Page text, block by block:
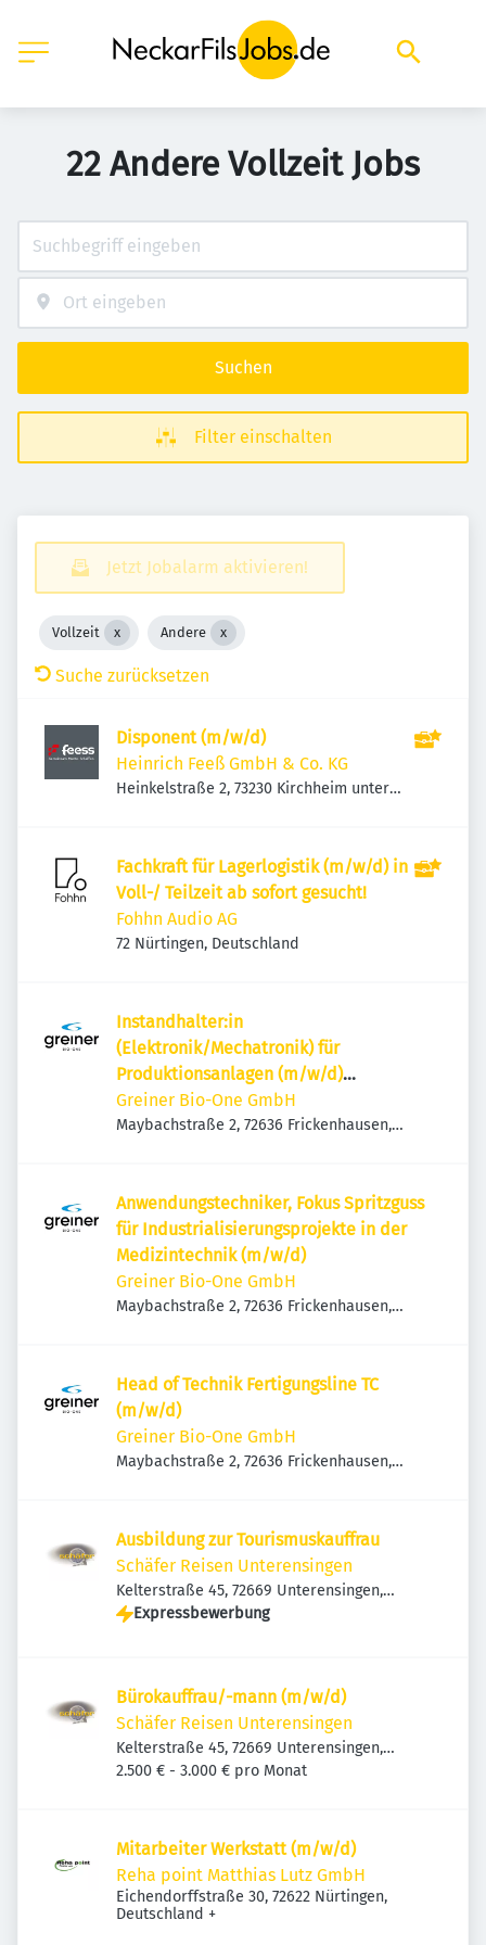
22 Andere Vollzeit Jobs
Suchen
Filter einschalten
Jetzt Jobalarm aktivieren!
Vollzeit Andere
Suche zurücksetzen
Disponent (m/w/d)
Heinrich Feeß GmbH & Co. KG
Heinkelstraße 2, 73230 Kirchheim unter
Fachkraft für Lagerlogistik (m/w/d) in
Voll-/ Teilzeit ab sofort gesucht!
Fohhn Audio AG
72 Nürtingen, Deutschland
Instandhalter:in
(Elektronik/Mechatronik) für
Produktionsanlagen (m/w/d)
ktionsanlagen für die Nachtschicht
(m/w/d)
Greiner Bio-One GmbH
Maybachstraße 2, 72636 Frickenhausen,
Anwendungstechniker, Fokus Spritzguss
für Industrialisierungsprojekte in der
Medizintechnik (m/w/d)
Greiner Bio-One GmbH
Maybachstraße 2, 72636 Frickenhausen,
Head of Technik Fertigungsline TC
(m/w/d)
Greiner Bio-One GmbH
Maybachstraße 2, 72636 Frickenhausen,
Ausbildung zur Tourismuskauffrau
Schäfer Reisen Unterensingen
Kelterstraße 45, 72669 Unterensingen,
Deutschland
Expressbewerbung
Bürokauffrau/-mann (m/w/d)
Schäfer Reisen Unterensingen
Kelterstraße 45, 72669 Unterensingen,
Deutschland
2.500 € - 3.000 € pro Monat
Mitarbeiter Werkstatt (m/w/d)
Reha point Matthias Lutz GmbH
Eichendorffstraße 30, 72622 Nürtingen,
Deutschland +